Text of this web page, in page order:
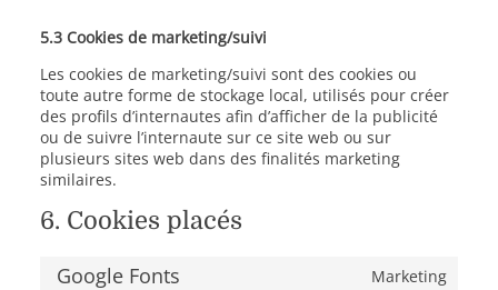
5.3 Cookies de marketing/suivi
Les cookies de marketing/suivi sont des cookies ou
toute autre forme de stockage local, utilisés pour créer
des profils d’internautes afin d’afficher de la publicité
ou de suivre l’internaute sur ce site web ou sur
plusieurs sites web dans des finalités marketing
similaires.
6. Cookies placés
Google Fonts
Marketing